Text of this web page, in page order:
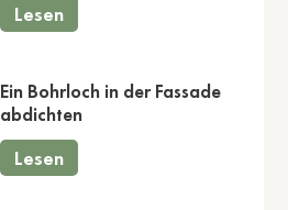
Lesen
Ein Bohrloch in der Fassade
abdichten
Lesen